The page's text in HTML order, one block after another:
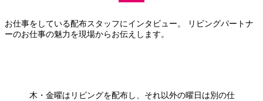
お仕事をしている配布スタッフにインタビュー。 リビングパートナ
ーのお仕事の魅力を現場からお伝えします。
木・金曜はリビングを配布し、それ以外の曜日は別の仕